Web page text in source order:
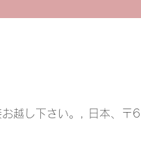
お越し下さい。, 日本、